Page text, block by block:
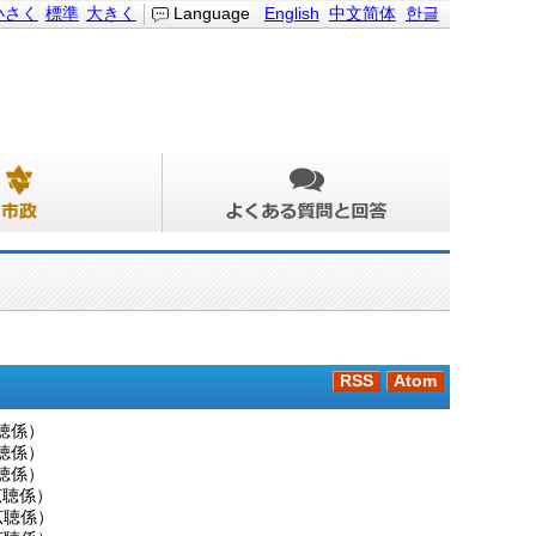
Language English 中文简体 한글
さく 標準 大きく
RSS Atom
係）
係）
係）
係）
聴係）